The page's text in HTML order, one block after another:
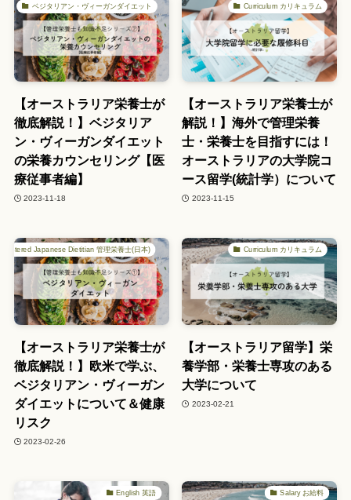
ベジタリアン・ヴィーガンダイエット
【オーストラリア栄養士が
徹底解説！】ベジタリア
ン・ヴィーガンダイエット
の栄養カウンセリング【医
療従事者編】
2023-11-18
Curriculum カリキュラム
【オーストラリア栄養士が
解説！】海外で管理栄養
士・栄養士を目指すには！
オーストラリアの大学院コ
ース留学(統計学）について
2023-11-15
Japanese Dietitian 管理栄養士(日本)
【オーストラリア栄養士が
徹底解説！】欧米で学ぶ、
ベジタリアン・ヴィーガン
ダイエットについて＆健康
リスク
2023-02-26
Curriculum カリキュラム
【オーストラリア留学】栄
養学部・栄養士専攻のある
大学について
2023-02-21
English 英語 Salary お給料